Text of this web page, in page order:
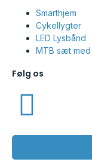
Smarthjem
Cykellygter
LED Lysbånd
MTB sæt
Følg os